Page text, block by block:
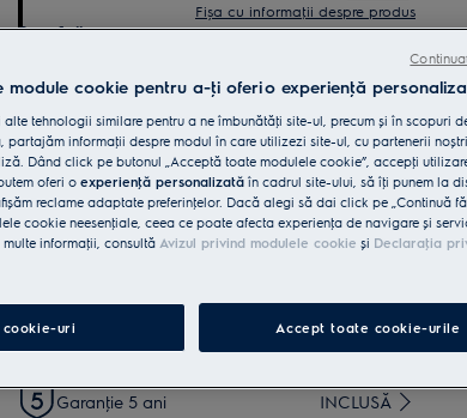
Fișa cu informaţii despre produs
Beneficii
GreenZone conservă până la 95% din vitamine.*
proaspete.
Cumpără de pe www.electrolux.ro și primești:
Livrare inclusă pentru
comenzi mai mari de 499935 lei INCLUSĂ
Instalare* INCLUSĂ
Garanţie 5 ani INCLUSĂ
module cookie pentru a-ţi oferi o experienţă
tehnologii similare pentru a ne îmbunătăţi site-ul, precum și în scopuri
partajăm informaţii despre modul în care utilizezi site-ul, cu partenerii
Dând click pe butonul „Acceptă toate modulele cookie”, accepţi
oferi oexperienţă personalizată în cadrul site-ului, să îţi punem la
reclame adaptate preferinţelor. Dacă alegi să dai click pe „Continuă
cookie neesenţiale, ceea ce poate afecta experienţa de navigare și
informaţii, consultă Avizul privind modulele cookie și Declaraţia
uri Accept toate cookie-urile